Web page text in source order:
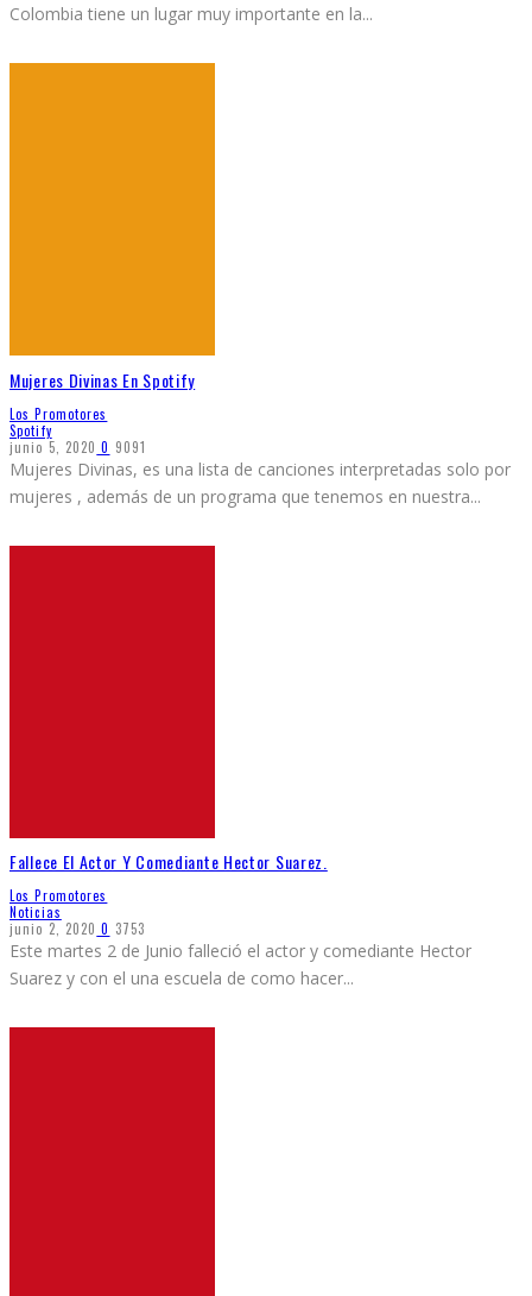
Colombia tiene un lugar muy importante en la...
Mujeres Divinas En Spotify
Los Promotores
Spotify
junio 5, 2020 0 9091
Mujeres Divinas, es una lista de canciones interpretadas solo por
mujeres , además de un programa que tenemos en nuestra...
Fallece El Actor Y Comediante Hector Suarez.
Los Promotores
Noticias
junio 2, 2020 0 3753
Este martes 2 de Junio falleció el actor y comediante Hector
Suarez y con el una escuela de como hacer...